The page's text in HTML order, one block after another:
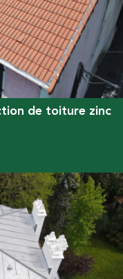
de toiture zinc